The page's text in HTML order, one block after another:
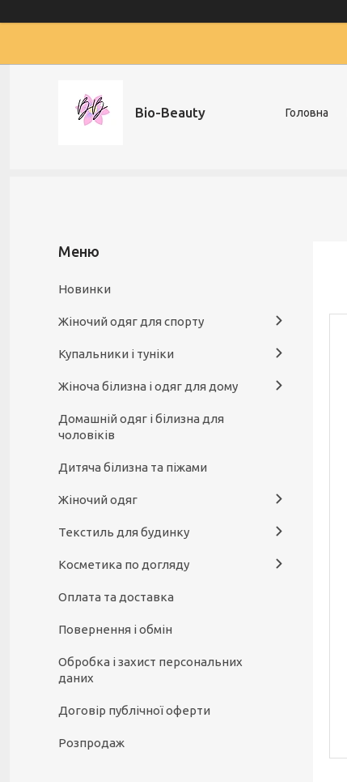
Bio-Beauty Головна
Новинки
Жіночий одяг для спорту
Купальники і туніки
Жіноча білизна і одяг для дому
Домашній одяг і білизна для
чоловіків
Дитяча білизна та піжами
Жіночий одяг
Текстиль для будинку
Косметика по догляду
Оплата та доставка
Повернення і обмін
Обробка і захист персональних
даних
Договір публічної оферти
Розпродаж